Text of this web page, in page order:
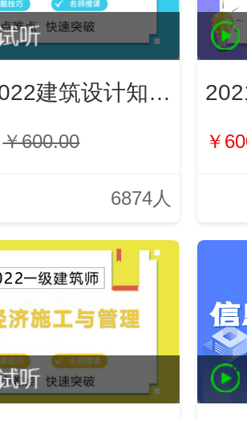
2021、2022建筑设计知识（新）
￥600.00
6874人
￥